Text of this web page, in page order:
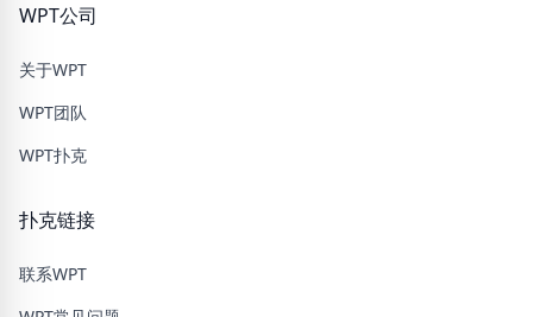
WPT公司
关于WPT
WPT团队
WPT扑克
扑克链接
联系WPT